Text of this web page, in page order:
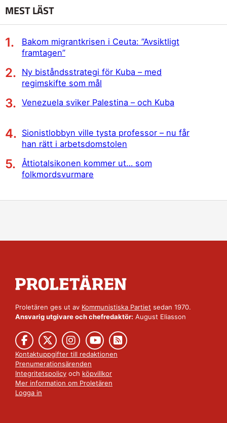
MEST LÄST
Bakom migrantkrisen i Ceuta: ”Avsiktligt
framtagen”
Ny biståndsstrategi för Kuba – med
regimskifte som mål
Venezuela sviker Palestina – och Kuba
Sionistlobbyn ville tysta professor – nu får
han rätt i arbetsdomstolen
Åttiotalsikonen kommer ut… som
folkmordsvurmare
Proletären ges ut av Kommunistiska Partiet sedan 1970.
Ansvarig utgivare och chefredaktör: August Eliasson
Kontaktuppgifter till redaktionen
Prenumerationsärenden
Integritetspolicy och köpvillkor
Mer information om Proletären
Logga in